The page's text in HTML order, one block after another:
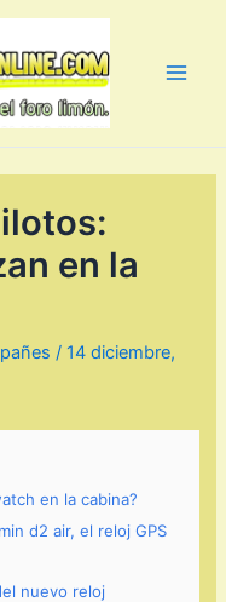
en la
/14 diciembre,
en la cabina?
d2 air, el reloj GPS
nuevo reloj